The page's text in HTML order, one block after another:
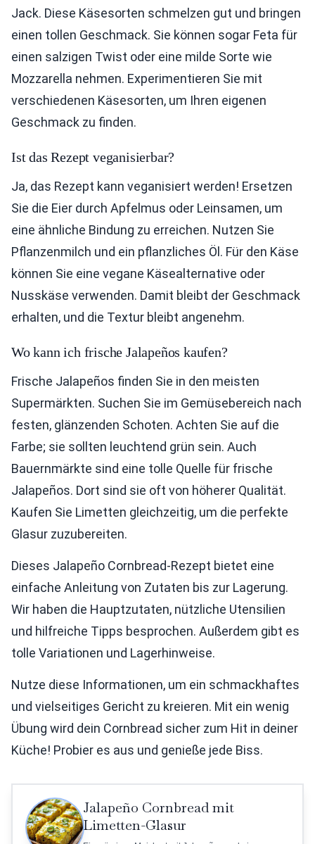
Jack. Diese Käsesorten schmelzen gut und bringen
einen tollen Geschmack. Sie können sogar Feta für
einen salzigen Twist oder eine milde Sorte wie
Mozzarella nehmen. Experimentieren Sie mit
verschiedenen Käsesorten, um Ihren eigenen
Geschmack zu finden.
Ist das Rezept veganisierbar?
Ja, das Rezept kann veganisiert werden! Ersetzen
Sie die Eier durch Apfelmus oder Leinsamen, um
eine ähnliche Bindung zu erreichen. Nutzen Sie
Pflanzenmilch und ein pflanzliches Öl. Für den Käse
können Sie eine vegane Käsealternative oder
Nusskäse verwenden. Damit bleibt der Geschmack
erhalten, und die Textur bleibt angenehm.
Wo kann ich frische Jalapeños kaufen?
Frische Jalapeños finden Sie in den meisten
Supermärkten. Suchen Sie im Gemüsebereich nach
festen, glänzenden Schoten. Achten Sie auf die
Farbe; sie sollten leuchtend grün sein. Auch
Bauernmärkte sind eine tolle Quelle für frische
Jalapeños. Dort sind sie oft von höherer Qualität.
Kaufen Sie Limetten gleichzeitig, um die perfekte
Glasur zuzubereiten.
Dieses Jalapeño Cornbread-Rezept bietet eine
einfache Anleitung von Zutaten bis zur Lagerung.
Wir haben die Hauptzutaten, nützliche Utensilien
und hilfreiche Tipps besprochen. Außerdem gibt es
tolle Variationen und Lagerhinweise.
Nutze diese Informationen, um ein schmackhaftes
und vielseitiges Gericht zu kreieren. Mit ein wenig
Übung wird dein Cornbread sicher zum Hit in deiner
Küche! Probier es aus und genieße jede Biss.
Jalapeño Cornbread mit
Limetten-Glasur